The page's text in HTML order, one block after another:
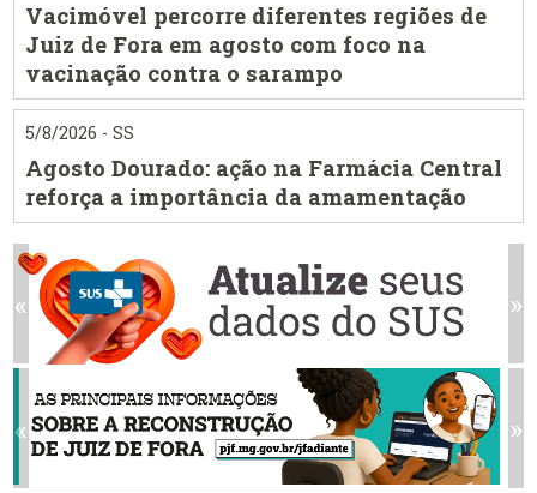
Vacimóvel percorre diferentes regiões de
Juiz de Fora em agosto com foco na
vacinação contra o sarampo
5/8/2026 - SS
Agosto Dourado: ação na Farmácia Central
reforça a importância da amamentação
« »
« »